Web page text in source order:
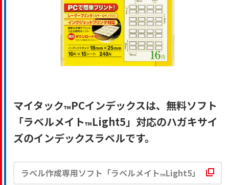
マイタック™PCインデックスは、無料ソフト
「ラベルメイト™Light5」対応のハガキサイ
ズのインデックスラベルです。
ラベル作成専用ソフト「ラベルメイト™Light5」